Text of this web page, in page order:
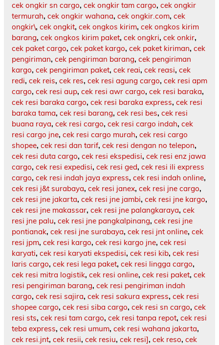
cek ongkir sn cargo, cek ongkir tam cargo, cek ongkir
termurah, cek ongkir wahana, cek ongkir.com, cek
ongkir\, cek ongkit, cek ongkos kirim, cek ongkos kirim
barang, cek ongkos kirim paket, cek ongkri, cek onkir,
cek paket cargo, cek paket kargo, cek paket kiriman, cek
pengiriman, cek pengiriman barang, cek pengiriman
kargo, cek pengiriman paket, cek reai, cek reasi, cek
redi, cek reis, cek res, cek resi agung cargo, cek resi apm
cargo, cek resi aup, cek resi awr cargo, cek resi baraka,
cek resi baraka cargo, cek resi baraka express, cek resi
baraka tama, cek resi barang, cek resi bes, cek resi
buana raya, cek resi cargo, cek resi cargo indah, cek
resi cargo jne, cek resi cargo murah, cek resi cargo
shopee, cek resi dan tarif, cek resi dengan no telepon,
cek resi duta cargo, cek resi ekspedisi, cek resi enz jawa
cargo, cek resi expedisi, cek resi ged, cek resi ili express
cargo, cek resi indah jaya express, cek resi indah online,
cek resi j&t surabaya, cek resi janex, cek resi jne cargo,
cek resi jne jakarta, cek resi jne jambi, cek resi jne kargo,
cek resi jne makassar, cek resi jne palangkaraya, cek
resi jne palu, cek resi jne pangkalpinang, cek resi jne
pontianak, cek resi jne surabaya, cek resi jnt online, cek
resi jpm, cek resi kargo, cek resi kargo jne, cek resi
karyati, cek resi karyati ekspedisi, cek resi kib, cek resi
laris cargo, cek resi lega paket, cek resi lingga cargo,
cek resi mitra logistik, cek resi online, cek resi paket, cek
resi pengiriman barang, cek resi pengiriman indah
cargo, cek resi sajira, cek resi sakura express, cek resi
shopee cargo, cek resi siba cargo, cek resi sn cargo, cek
resi sts, cek resi tam cargo, cek resi tanpa repot, cek resi
teba express, cek resi umum, cek resi wahana jakarta,
cek resi.jnt, cek resii, cek resiu, cek resi], cek reso, cek